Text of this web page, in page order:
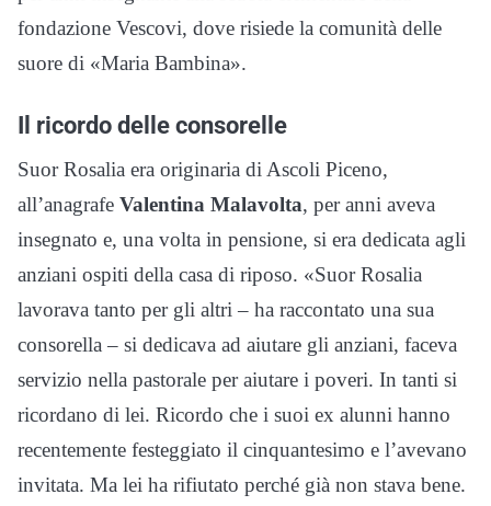
fondazione Vescovi, dove risiede la comunità delle
suore di «Maria Bambina».
Il ricordo delle consorelle
Suor Rosalia era originaria di Ascoli Piceno,
all’anagrafe Valentina Malavolta, per anni aveva
insegnato e, una volta in pensione, si era dedicata agli
anziani ospiti della casa di riposo. «Suor Rosalia
lavorava tanto per gli altri – ha raccontato una sua
consorella – si dedicava ad aiutare gli anziani, faceva
servizio nella pastorale per aiutare i poveri. In tanti si
ricordano di lei. Ricordo che i suoi ex alunni hanno
recentemente festeggiato il cinquantesimo e l’avevano
invitata. Ma lei ha rifiutato perché già non stava bene.